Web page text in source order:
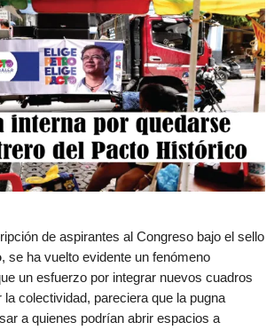
de aspirantes al Congreso bajo el sello
, se ha vuelto evidente un fenómeno
un esfuerzo por integrar nuevos cuadros
colectividad, pareciera que la pugna
a quienes podrían abrir espacios a